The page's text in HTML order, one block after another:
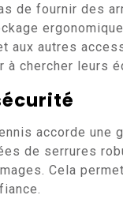
de fournir des
aux autres
à chercher leurs
accorde une
de serrures
Cela